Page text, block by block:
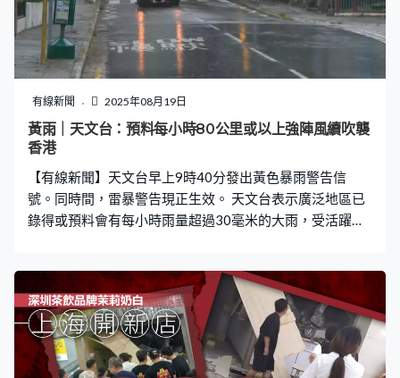
的電話計劃，累計欠費超過2,000元。許小姐堅稱從未申請
該號碼，亦未光顧該電訊商，「我話我冇喎，我冇申請過
喎。我知個名係我，但唔係我申請，我冇4字頭電話號
碼。」然而，電訊商職員堅持指系統有其申請紀錄，並要
求她登入公司手機應用程式查看帳戶詳情。然而，許小姐
從未擁有該公司的帳戶。 「第一唔係我申請；第二，我都
話名下無你賬戶，點搵返紀錄？」許小姐無奈表示，與職
跟進，並詢問「打返你4字頭電話
有線新聞 2025年08月19日
黃雨｜天文台：預料每小時80公里或以上強陣風續吹襲
香港
【有線新聞】天文台早上9時40分發出黃色暴雨警告信
號。同時間，雷暴警告現正生效。 天文台表示廣泛地區已
錄得或預料會有每小時雨量超過30毫米的大雨，受活躍偏
每小時80公里或以上的強陣風繼續吹襲香港。隨著高空反
氣旋稍為增強，本週中期華南沿岸天色較為明朗，接近週
末天氣酷熱。